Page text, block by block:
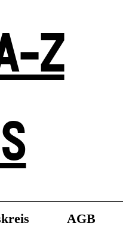
Z
AGB